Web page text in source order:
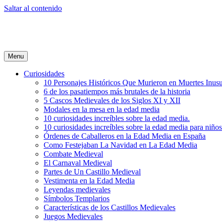
Saltar al contenido
Menu
Curiosidades
10 Personajes Históricos Que Murieron en Muertes
6 de los pasatiempos más brutales de la historia
5 Cascos Medievales de los Siglos XI y XII
Modales en la mesa en la edad media
10 curiosidades increíbles sobre la edad media.
10 curiosidades increíbles sobre la edad media para
Órdenes de Caballeros en la Edad Media en España
Como Festejaban La Navidad en La Edad Media
Combate Medieval
El Carnaval Medieval
Partes de Un Castillo Medieval
Vestimenta en la Edad Media
Leyendas medievales
Símbolos Templarios
Características de los Castillos Medievales
Juegos Medievales